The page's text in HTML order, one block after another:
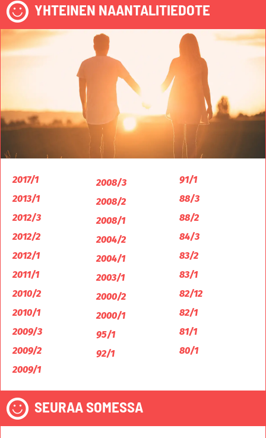
YHTEINEN NAANTALITIEDOTE
2017/1
2013/1
2012/3
2012/2
2012/1
2011/1
2010/2
2010/1
2009/3
2009/2
2009/1
2008/3
2008/2
2008/1
2004/2
2004/1
2003/1
2000/2
2000/1
95/1
92/1
91/1
88/3
88/2
84/3
83/2
83/1
82/12
82/1
81/1
80/1
SEURAA SOMESSA